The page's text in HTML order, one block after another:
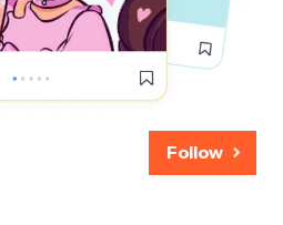
Follow